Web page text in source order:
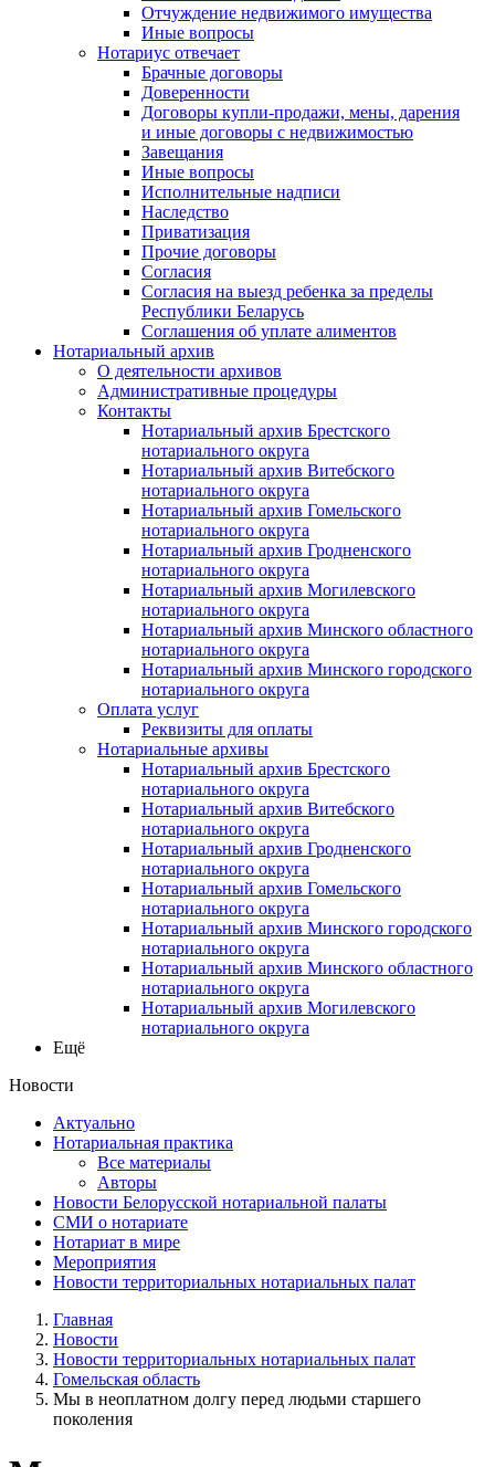
Отчуждение недвижимого имущества
Иные вопросы
Нотариус отвечает
Брачные договоры
Доверенности
Договоры купли-продажи, мены, дарения
и иные договоры с недвижимостью
Завещания
Иные вопросы
Исполнительные надписи
Наследство
Приватизация
Прочие договоры
Согласия
Согласия на выезд ребенка за пределы
Республики Беларусь
Соглашения об уплате алиментов
Нотариальный архив
О деятельности архивов
Административные процедуры
Контакты
Нотариальный архив Брестского
нотариального округа
Нотариальный архив Витебского
нотариального округа
Нотариальный архив Гомельского
нотариального округа
Нотариальный архив Гродненского
нотариального округа
Нотариальный архив Могилевского
нотариального округа
Нотариальный архив Минского областного
нотариального округа
Нотариальный архив Минского городского
нотариального округа
Оплата услуг
Реквизиты для оплаты
Нотариальные архивы
Нотариальный архив Брестского
нотариального округа
Нотариальный архив Витебского
нотариального округа
Нотариальный архив Гродненского
нотариального округа
Нотариальный архив Гомельского
нотариального округа
Нотариальный архив Минского городского
нотариального округа
Нотариальный архив Минского областного
нотариального округа
Нотариальный архив Могилевского
нотариального округа
Ещё
Новости
Актуально
Нотариальная практика
Все материалы
Авторы
Новости Белорусской нотариальной палаты
СМИ о нотариате
Нотариат в мире
Мероприятия
Новости территориальных нотариальных палат
Главная
Новости
Новости территориальных нотариальных палат
Гомельская область
Мы в неоплатном долгу перед людьми старшего
поколения